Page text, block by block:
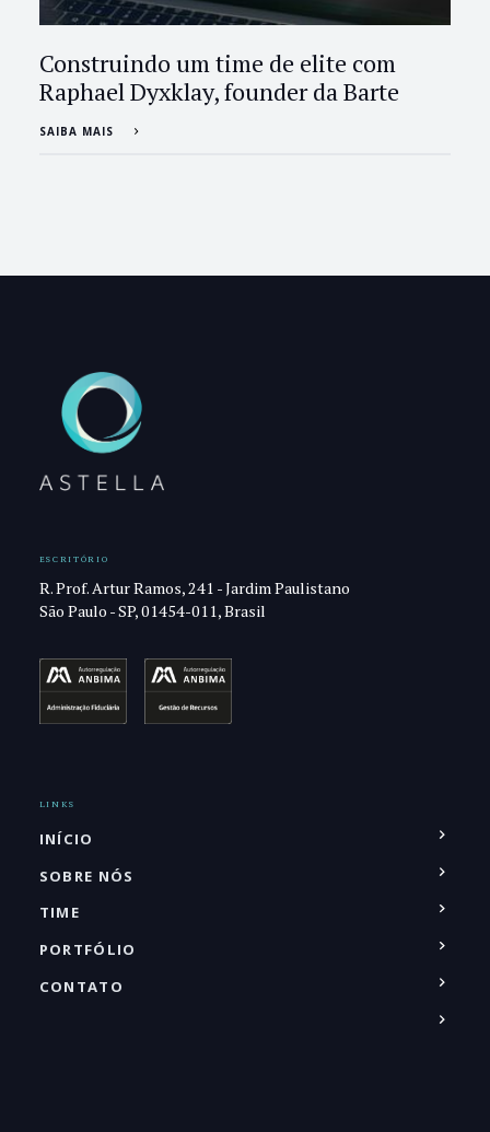
Construindo um time de elite com
Raphael Dyxklay, founder da Barte
SAIBA MAIS
ESCRITÓRIO
R. Prof. Artur Ramos, 241 - Jardim Paulistano
São Paulo - SP, 01454-011, Brasil
LINKS
INÍCIO
SOBRE NÓS
TIME
PORTFÓLIO
CONTATO